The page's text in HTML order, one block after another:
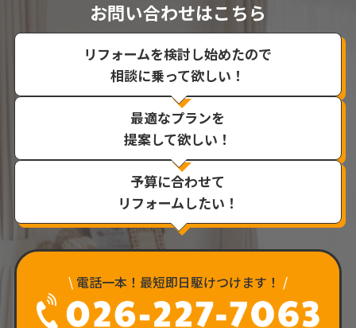
お問い合わせはこちら
リフォームを検討し始めたので
相談に乗って欲しい！
最適なプランを
提案して欲しい！
予算に合わせて
リフォームしたい！
\ 電話一本！最短即日駆けつけます！ /